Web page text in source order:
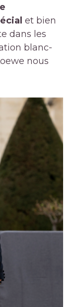
et bien
dans les
blanc-
nous